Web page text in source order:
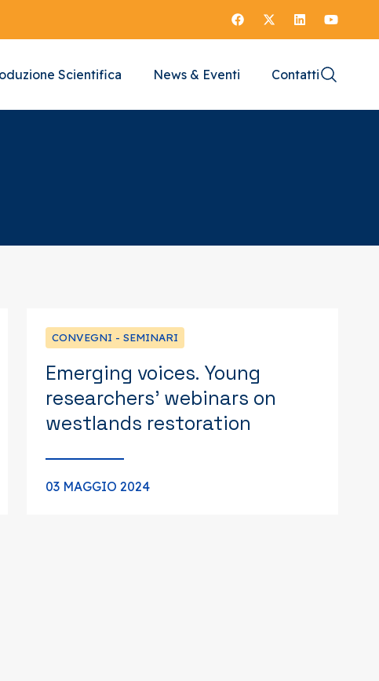
Scientifica News & Eventi Contatti
CONVEGNI - SEMINARI
Emerging voices. Young
researchers’ webinars on
westlands restoration
03 MAGGIO 2024